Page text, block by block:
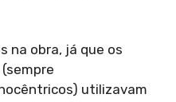
na obra, já que os
utilizavam